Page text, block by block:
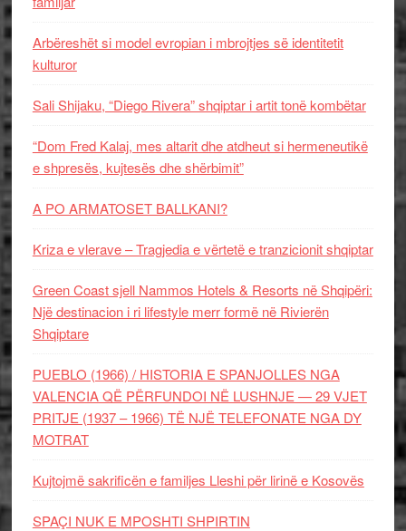
Arbëreshët si model evropian i mbrojtjes së identitetit
kulturor
Sali Shijaku, “Diego Rivera” shqiptar i artit tonë kombëtar
“Dom Fred Kalaj, mes altarit dhe atdheut si hermeneutikë
e shpresës, kujtesës dhe shërbimit”
A PO ARMATOSET BALLKANI?
Kriza e vlerave – Tragjedia e vërtetë e tranzicionit shqiptar
Green Coast sjell Nammos Hotels & Resorts në Shqipëri:
Një destinacion i ri lifestyle merr formë në Rivierën
Shqiptare
PUEBLO (1966) / HISTORIA E SPANJOLLES NGA
VALENCIA QË PËRFUNDOI NË LUSHNJE — 29 VJET
PRITJE (1937 – 1966) TË NJË TELEFONATE NGA DY
MOTRAT
Kujtojmë sakrificën e familjes Lleshi për lirinë e Kosovës
SPAÇI NUK E MPOSHTI SHPIRTIN